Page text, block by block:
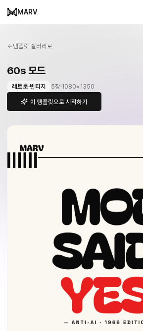
MARV
템플릿 갤러리로
60s 모드
레트로·빈티지 5장·1080×1350
이 템플릿으로 시작하기